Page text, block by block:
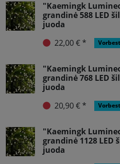
"Kaemingk
grandinė 588 LED
juoda
22,00 € *
"Kaemingk
grandinė 768 LED
juoda
20,90 € *
"Kaemingk
grandinė 1128
juoda